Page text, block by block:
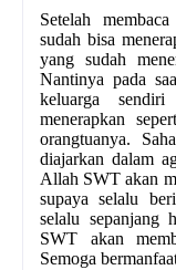
Setelah
sudah bisa
yang sudah
Nantinya pada
keluarga
menerapkan
orangtuanya.
diajarkan dalam
Allah SWT akan
supaya selalu
selalu sepanjang
SWT akan
Semoga